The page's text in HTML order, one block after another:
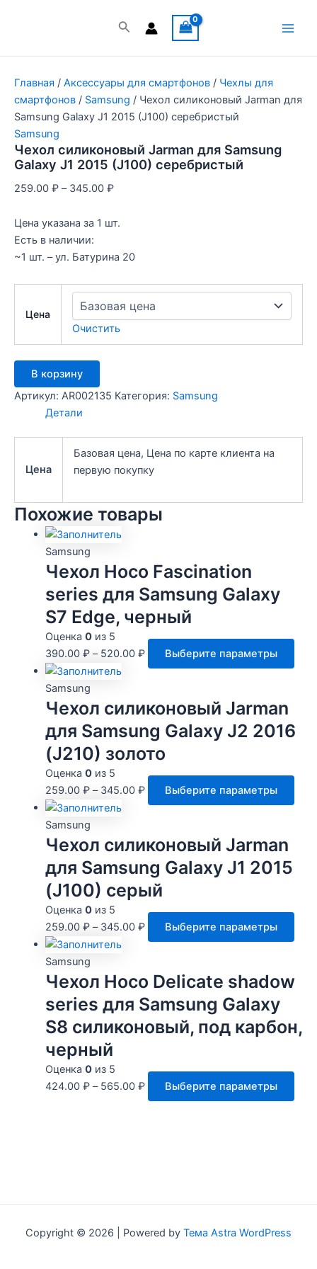
Поиск
Главная / Аксессуары для смартфонов / Чехлы для
смартфонов / Samsung / Чехол силиконовый Jarman для
Samsung Galaxy J1 2015 (J100) серебристый
Samsung
Чехол силиконовый Jarman для Samsung
Galaxy J1 2015 (J100) серебристый
259.00 ₽ – 345.00 ₽
Цена указана за 1 шт.
Есть в наличии:
~1 шт. – ул. Батурина 20
Цена
Очистить
Количество
товара
Чехол
силиконовый
для
Galaxy
(J100)
серебристый
В корзину
Артикул: AR002135 Категория: Samsung
Детали
Цена
Базовая цена, Цена по карте клиента на
первую покупку
Похожие товары
Samsung
Чехол Hoco Fascination
series для Samsung Galaxy
S7 Edge, черный
Оценка 0из 5
390.00 ₽– 520.00 ₽ Выберите параметры
Samsung
Чехол силиконовый Jarman
для Samsung Galaxy J2 2016
(J210) золото
Оценка 0из 5
259.00 ₽– 345.00 ₽ Выберите параметры
Samsung
Чехол силиконовый Jarman
для Samsung Galaxy J1 2015
(J100) серый
Оценка 0из 5
259.00 ₽– 345.00 ₽ Выберите параметры
Samsung
Чехол Hoco Delicate shadow
series для Samsung Galaxy
S8 силиконовый, под карбон,
черный
Оценка 0из 5
424.00 ₽– 565.00 ₽ Выберите параметры
Copyright © 2026 | Powered by Тема Astra WordPress